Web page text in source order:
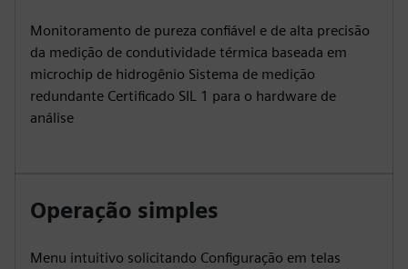
Monitoramento de pureza confiável e de alta precisão
da medição de condutividade térmica baseada em
microchip de hidrogênio Sistema de medição
redundante Certificado SIL 1 para o hardware de
análise
Operação simples
Menu intuitivo solicitando Configuração em telas